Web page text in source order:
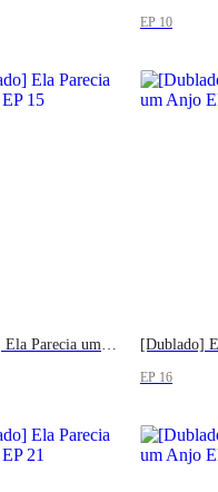
EP 10
[Dublado] Ela Parecia um Anjo
EP 16